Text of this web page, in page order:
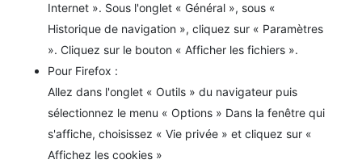
Internet ». Sous l'onglet « Général », sous «
Historique de navigation », cliquez sur « Paramètres
». Cliquez sur le bouton « Afficher les fichiers ».
Pour Firefox :
Allez dans l'onglet « Outils » du navigateur puis
sélectionnez le menu « Options » Dans la fenêtre qui
s'affiche, choisissez « Vie privée » et cliquez sur «
Affichez les cookies »